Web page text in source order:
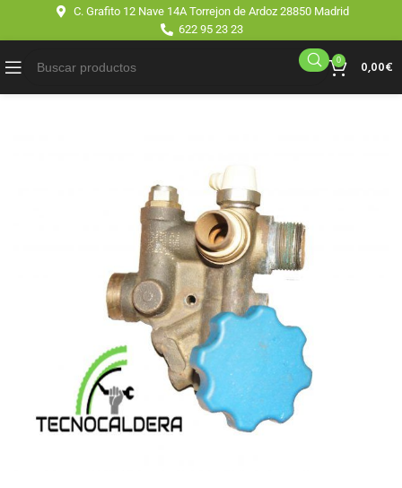
C. Grafito 12 Nave 14A Torrejon de Ardoz 28850 Madrid
622 95 23 23
0 0,00€